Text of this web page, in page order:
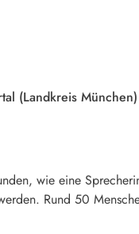
(Landkreis
wie eine
Rund 50